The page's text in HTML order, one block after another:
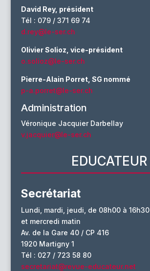
David Rey, président
Tél : 079 / 371 69 74
d.rey@le-ser.ch
Olivier Solioz, vice-président
o.solioz@le-ser.ch
Pierre-Alain Porret, SG nommé
p-a.porret@le-ser.ch
Administration
Véronique Jacquier Darbellay
v.jacquier@le-ser.ch
EDUCATEUR
Secrétariat
Lundi, mardi, jeudi, de 08h00 à 16h30
et mercredi matin
Av. de la Gare 40 / CP 416
1920 Martigny 1
Tél : 027 / 723 58 80
secretariat@revue-educateur.net